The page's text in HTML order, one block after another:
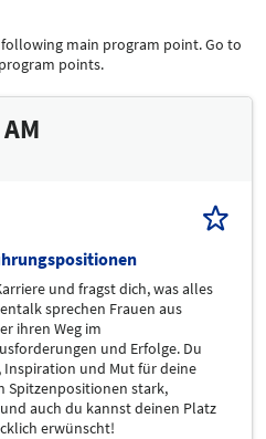
main program point. Go to
points.
und fragst dich, was alles
sprechen Frauen aus
ihren Weg im
und Erfolge. Du
und Mut für deine
Spitzenpositionen stark,
auch du kannst deinen Platz
erwünscht!